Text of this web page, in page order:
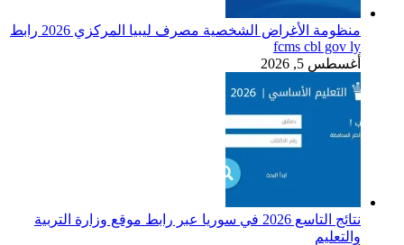
منظومة الأغراض الشخصية مصرف ليبيا المركزي 2026 رابط
fcms cbl gov ly
أغسطس 5, 2026
نتائج التاسع 2026 في سوريا عبر رابط موقع وزارة التربية
والتعليم